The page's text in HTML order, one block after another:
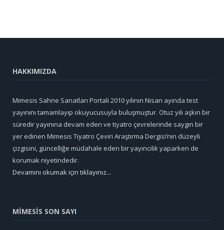
HAKKIMIZDA
Mimesis Sahne Sanatları Portali 2010 yılının Nisan ayında test
yayınını tamamlayıp okuyucusuyla buluşmuştur. Otuz yılı aşkın bir
süredir yayınına devam eden ve tiyatro çevrelerinde saygın bir
yer edinen Mimesis Tiyatro Çeviri Araştırma Dergisi’nin düzeyli
çizgisini, güncelliğe müdahale eden bir yayıncılık yaparken de
korumak niyetindedir.
Devamını okumak için tıklayınız...
MİMESİS SON SAYI